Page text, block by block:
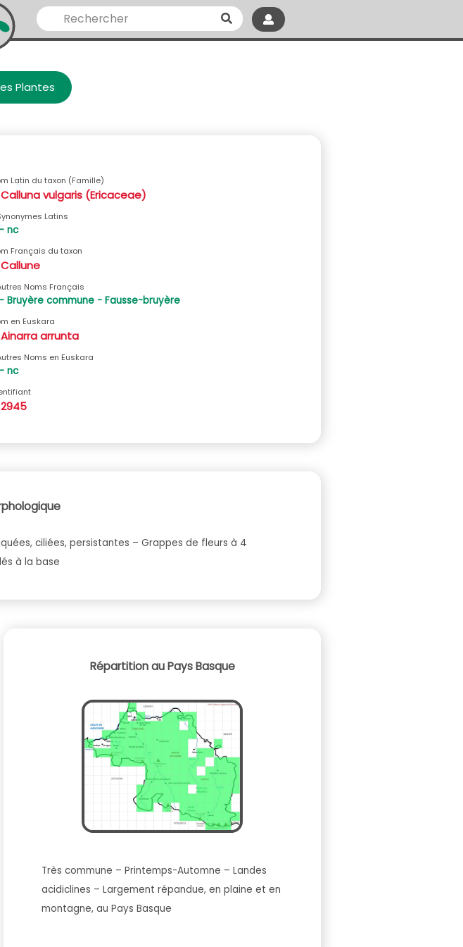
Plantes
Latin du taxon (Famille)
Calluna vulgaris (Ericaceae)
Latins
- nc
Français du taxon
Callune
Noms Français
- Bruyère commune - Fausse-bruyère
en Euskara
Ainarra arrunta
Noms en Euskara
- nc
2945
ciliées, persistantes – Grappes de fleurs à 4
à la base
Répartition au Pays Basque
Très commune – Printemps-Automne – Landes
acidiclines – Largement répandue, en plaine et en
montagne, au Pays Basque